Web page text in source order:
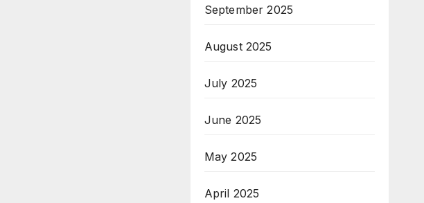
September 2025
August 2025
July 2025
June 2025
May 2025
April 2025